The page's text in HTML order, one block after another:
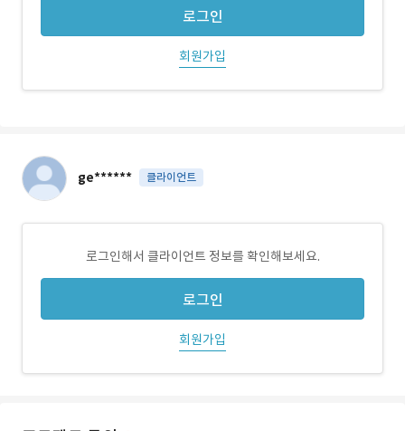
로그인
회원가입
ge****** 클라이언트
로그인해서 클라이언트 정보를 확인해보세요.
로그인
회원가입